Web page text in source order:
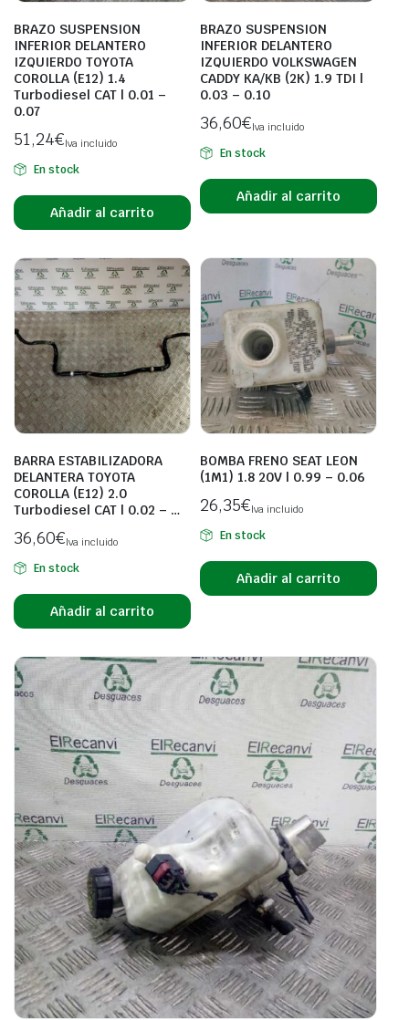
BRAZO SUSPENSION
INFERIOR DELANTERO
IZQUIERDO TOYOTA
COROLLA (E12) 1.4
Turbodiesel CAT | 0.01 –
0.07
51,24€Iva incluido
En stock
Añadir al carrito
BRAZO SUSPENSION
INFERIOR DELANTERO
IZQUIERDO VOLKSWAGEN
CADDY KA/KB (2K) 1.9 TDI |
0.03 – 0.10
36,60€Iva incluido
En stock
Añadir al carrito
BARRA ESTABILIZADORA
DELANTERA TOYOTA
COROLLA (E12) 2.0
Turbodiesel CAT | 0.02 – …
36,60€Iva incluido
En stock
Añadir al carrito
BOMBA FRENO SEAT LEON
(1M1) 1.8 20V | 0.99 – 0.06
26,35€Iva incluido
En stock
Añadir al carrito